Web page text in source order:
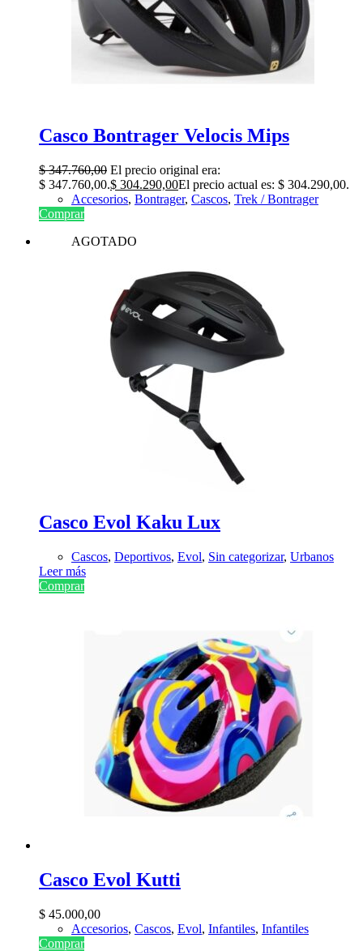
Casco Bontrager Velocis Mips
$347.760,00 El precio original era:
$ 347.760,00.$ 304.290,00El precio actual es: $ 304.290,00.
Accesorios, Bontrager, Cascos, Trek / Bontrager
Comprar
AGOTADO
Casco Evol Kaku Lux
Cascos, Deportivos, Evol, Sin categorizar, Urbanos
Leer más
Comprar
Casco Evol Kutti
$ 45.000,00
Accesorios, Cascos, Evol, Infantiles, Infantiles
Comprar